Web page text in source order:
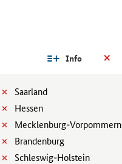
Info
Saarland
Hessen
Mecklenburg-Vorpommern
Brandenburg
Schleswig-Holstein